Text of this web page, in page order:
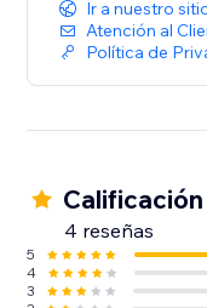
Ir a nuestro
Atención al
Política de
4 reseñas
5
4
3